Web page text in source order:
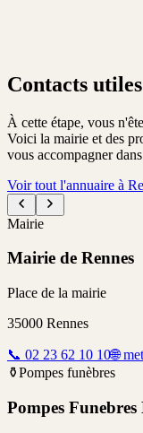
Contacts
À cette étape, vous
Voici la mairie et des
vous accompagner
Voir tout l'annuaire à
Mairie
Mairie de Rennes
Place de la mairie
35000 Rennes
📞 02 23 62 10 10🌐
⚱️Pompes funèbres
Pompes